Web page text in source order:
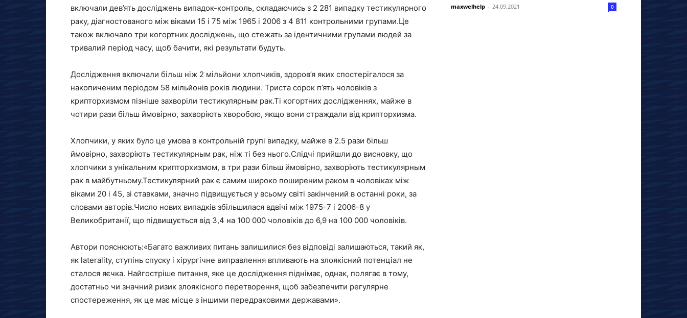
включали дев’ять досліджень випадок-контроль, складаючись з 2 281 випадку тестикулярного
раку, діагностованого між віками 15 і 75 між 1965 і 2006 з 4 811 контрольними групами.Це
також включало три когортних досліджень, що стежать за ідентичними групами людей за
тривалий період часу, щоб бачити, які результати будуть.
Дослідження включали більш ніж 2 мільйони хлопчиків, здоров’я яких спостерігалося за
накопиченим періодом 58 мільйонів років людини. Триста сорок п’ять чоловіків з
крипторхизмом пізніше захворіли тестикулярным рак.Ті когортних дослідженнях, майже в
чотири рази більш ймовірно, захворіють хворобою, якщо вони страждали від крипторхизма.
Хлопчики, у яких було це умова в контрольній групі випадку, майже в 2.5 рази більш
ймовірно, захворіють тестикулярным рак, ніж ті без нього.Слідчі прийшли до висновку, що
хлопчики з унікальним крипторхизмом, в три рази більш ймовірно, захворіють тестикулярным
рак в майбутньому.Тестикулярний рак є самим широко поширеним раком в чоловіках між
віками 20 і 45, зі ставками, значно підвищується у всьому світі закінчений в останні роки, за
словами авторів.Число нових випадків збільшилася вдвічі між 1975-7 і 2006-8 у
Великобританії, що підвищується від 3,4 на 100 000 чоловіків до 6,9 на 100 000 чоловіків.
Автори пояснюють:«Багато важливих питань залишилися без відповіді залишаються, такий як,
як laterality, ступінь спуску і хірургічне виправлення впливають на злоякісний потенціал не
сталося яєчка. Найгостріше питання, яке це дослідження піднімає, однак, полягає в тому,
достатньо чи значний ризик злоякісного перетворення, щоб забезпечити регулярне
спостереження, як це має місце з іншими передраковими державами».
maxwelhelp - 24.09.2021 0